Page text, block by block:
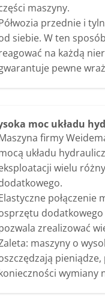
maszyny.
przednie i
siebie. W ten
na każdą
pewne
moc układu
firmy
układu
wielu
połączenie
zrealizować
maszyny o
wymiany